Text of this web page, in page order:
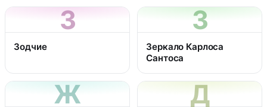
З
Зодчие
З
Зеркало Карлоса
Сантоса
Ж Д